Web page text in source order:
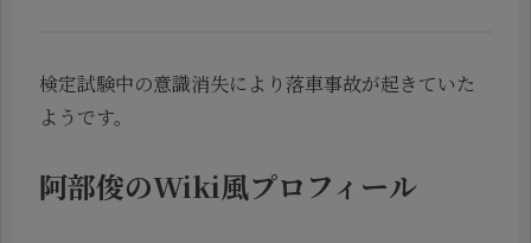
検定試験中の意識消失により落車事故が起きていた
ようです。
阿部俊のWiki風プロフィール